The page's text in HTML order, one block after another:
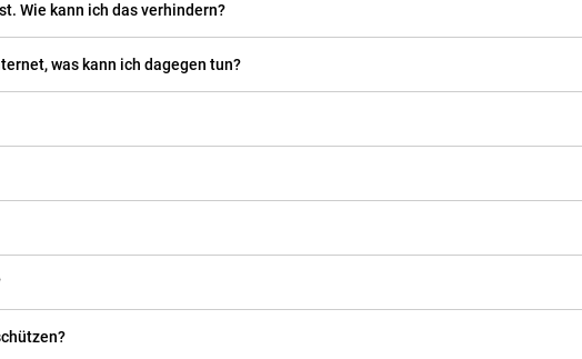
Wie kann ich das verhindern?
was kann ich dagegen tun?